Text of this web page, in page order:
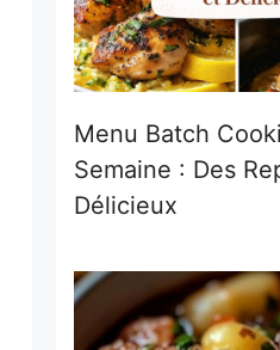
Menu Batch
Semaine : Des
Délicieux